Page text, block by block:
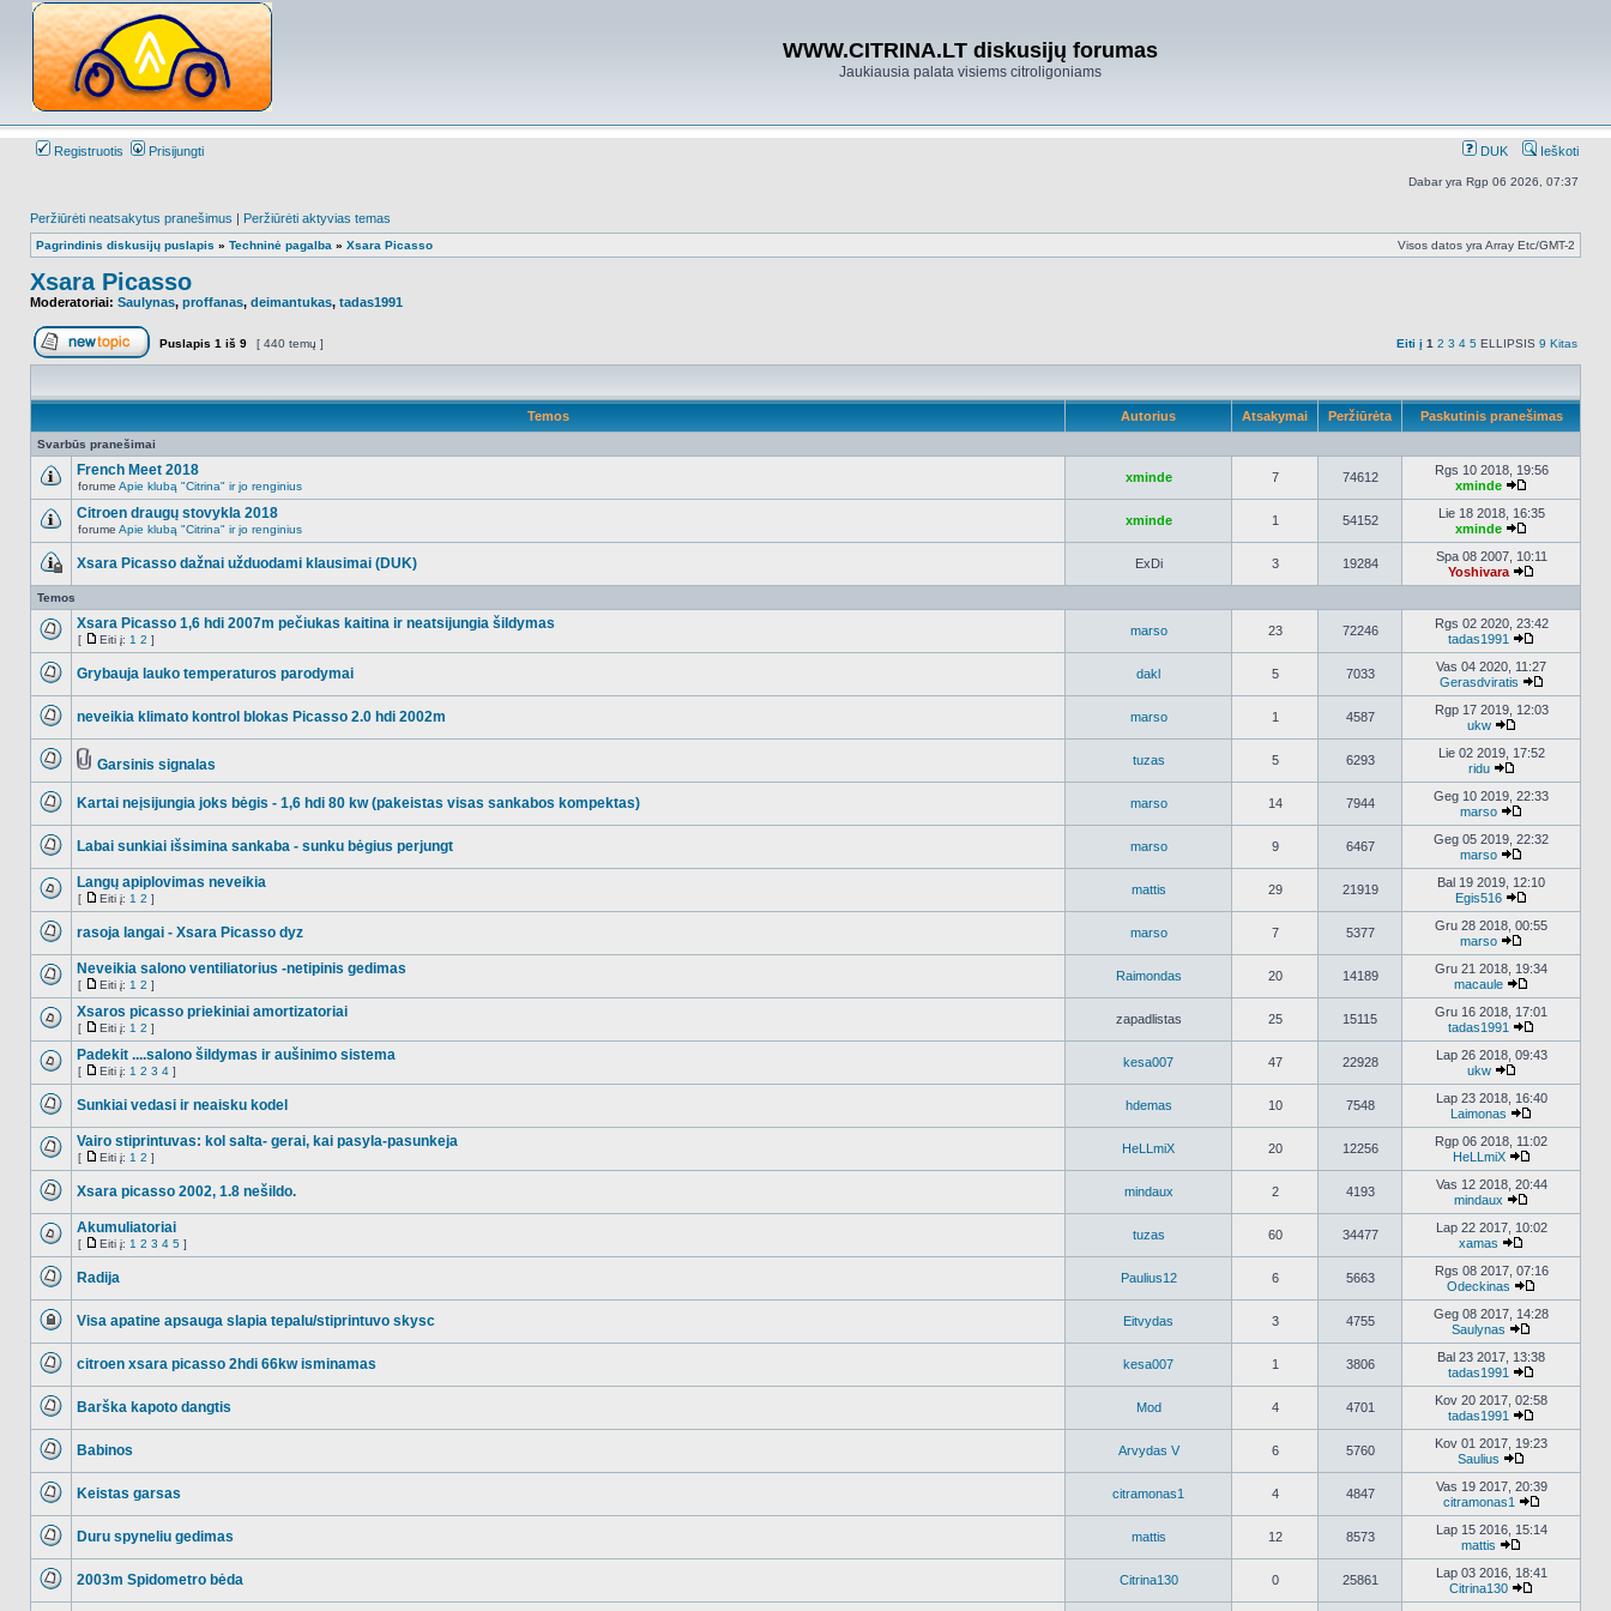
WWW.CITRINA.LT diskusijų forumas
Jaukiausia palata visiems citroligoniams
Registruotis Prisijungti DUK Ieškoti
Dabar yra Rgp 06 2026, 07:37
Peržiūrėti neatsakytus pranešimus | Peržiūrėti aktyvias temas
Pagrindinis diskusijų puslapis » Techninė pagalba » Xsara Picasso Visos datos yra Array Etc/GMT-2
Xsara Picasso
Moderatoriai: Saulynas, proffanas, deimantukas, tadas1991
Naujos temos kūrimas
Puslapis 1 iš 9 [ 440 temų ] Eiti į 1 2 3 4 5 ELLIPSIS 9 Kitas
Temos Autorius Atsakymai Peržiūrėta Paskutinis pranešimas
Svarbūs pranešimai
NO_UNREAD_POSTS
French Meet 2018
forume Apie klubą "Citrina" ir jo renginius
xminde 7 74612
Rgs 10 2018, 19:56
xminde
Peržiūrėti
naujausius
NO_UNREAD_POSTS
Citroen draugų stovykla 2018
forume Apie klubą "Citrina" ir jo renginius
xminde 1 54152
Lie 18 2018, 16:35
xminde
Peržiūrėti
naujausius
pranešimus
užrakinta,
jūs
negalite
redaguoti
arba
atsakinėti
į
juos.
Xsara Picasso dažnai užduodami klausimai (DUK) ExDi 3 19284
Spa 08 2007, 10:11
Yoshivara
Peržiūrėti
pranešimus
Temos
NO_UNREAD_POSTS
Xsara Picasso 1,6 hdi 2007m pečiukas kaitina ir neatsijungia šildymas
[
Eiti
Eiti į: 1 2 ]
marso 23 72246
Rgs 02 2020, 23:42
tadas1991
Peržiūrėti
naujausius
pranešimus
Grybauja lauko temperaturos parodymai dakl 5 7033
Vas 04 2020, 11:27
Gerasdviratis
Peržiūrėti
naujausius
neveikia klimato kontrol blokas Picasso 2.0 hdi 2002m marso 1 4587
Rgp 17 2019, 12:03
ukw
Peržiūrėti
naujausius
NO_UNREAD_POSTS
prikabintų
Garsinis signalas tuzas 5 6293
Lie 02 2019, 17:52
ridu
Peržiūrėti
naujausius
pranešimus
Kartai neįsijungia joks bėgis - 1,6 hdi 80 kw (pakeistas visas sankabos kompektas) marso 14 7944
Geg 10 2019, 22:33
marso
Peržiūrėti
naujausius
Labai sunkiai išsimina sankaba - sunku bėgius perjungt marso 9 6467
Geg 05 2019, 22:32
marso
Peržiūrėti
naujausius
pranešimus
NO_UNREAD_POSTS
Langų apiplovimas neveikia
[
Eiti
Eiti į: 1 2 ]
mattis 29 21919
Bal 19 2019, 12:10
Egis516
Peržiūrėti
naujausius
rasoja langai - Xsara Picasso dyz marso 7 5377
Gru 28 2018, 00:55
marso
Peržiūrėti
naujausius
pranešimus
NO_UNREAD_POSTS
Neveikia salono ventiliatorius -netipinis gedimas
[
Eiti
į
Eiti į: 1 2 ]
Raimondas 20 14189
Gru 21 2018, 19:34
macaule
Peržiūrėti
naujausius
pranešimus
NO_UNREAD_POSTS
Xsaros picasso priekiniai amortizatoriai
[
Eiti
į
Eiti į: 1 2 ]
zapadlistas 25 15115
Gru 16 2018, 17:01
tadas1991
Peržiūrėti
naujausius
NO_UNREAD_POSTS
Padekit ....salono šildymas ir aušinimo sistema
[
Eiti
Eiti į: 1 2 3 4 ]
kesa007 47 22928
Lap 26 2018, 09:43
ukw
Peržiūrėti
naujausius
pranešimus
Sunkiai vedasi ir neaisku kodel hdemas 10 7548
Lap 23 2018, 16:40
Laimonas
Peržiūrėti
naujausius
NO_UNREAD_POSTS
Vairo stiprintuvas: kol salta- gerai, kai pasyla-pasunkeja
[
Eiti
Eiti į: 1 2 ]
HeLLmiX 20 12256
Rgp 06 2018, 11:02
HeLLmiX
Peržiūrėti
naujausius
Xsara picasso 2002, 1.8 nešildo. mindaux 2 4193
Vas 12 2018, 20:44
mindaux
Peržiūrėti
naujausius
NO_UNREAD_POSTS
Akumuliatoriai
[
Eiti
Eiti į: 1 2 3 4 5 ]
tuzas 60 34477
Lap 22 2017, 10:02
xamas
Peržiūrėti
naujausius
pranešimus
Radija Paulius12 6 5663
Rgs 08 2017, 07:16
Odeckinas
Peržiūrėti
naujausius
užrakinta,
negalite
redaguoti
pranešimų
arba
atsakinėti
Visa apatine apsauga slapia tepalu/stiprintuvo skysc Eitvydas 3 4755
Geg 08 2017, 14:28
Saulynas
Peržiūrėti
naujausius
pranešimus
citroen xsara picasso 2hdi 66kw isminamas kesa007 1 3806
Bal 23 2017, 13:38
tadas1991
Peržiūrėti
naujausius
Barška kapoto dangtis Mod 4 4701
Kov 20 2017, 02:58
tadas1991
Peržiūrėti
naujausius
Babinos Arvydas V 6 5760
Kov 01 2017, 19:23
Saulius
Peržiūrėti
naujausius
pranešimus
Keistas garsas citramonas1 4 4847
Vas 19 2017, 20:39
citramonas1
Peržiūrėti
naujausius
Duru spyneliu gedimas mattis 12 8573
Lap 15 2016, 15:14
mattis
Peržiūrėti
naujausius
pranešimus
2003m Spidometro bėda Citrina130 0 25861
Lap 03 2016, 18:41
Citrina130
Peržiūrėti